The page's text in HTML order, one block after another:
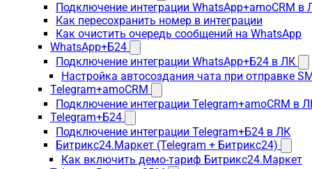
Подключение интеграции WhatsApp+amoCRM в
Как пересохранить номер в интеграции
Как очистить очередь сообщений на WhatsApp
WhatsApp+Б24
Подключение интеграции WhatsApp+Б24 в ЛК
Настройка автосоздания чата при отправке
Telegram+amoCRM
Подключение интеграции Telegram+amoCRM в
Telegram+Б24
Подключение интеграции Telegram+Б24 в ЛК
Битрикс24.Маркет (Telegram + Битрикс24)
Как включить демо-тариф Битрикс24.Маркет